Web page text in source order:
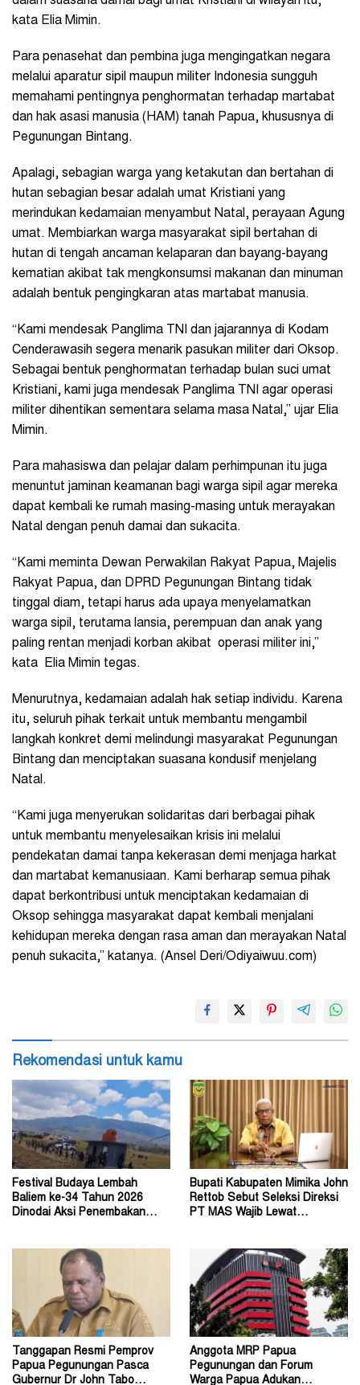
kata Elia Mimin.
Para penasehat dan pembina juga mengingatkan negara
melalui aparatur sipil maupun militer Indonesia sungguh
memahami pentingnya penghormatan terhadap martabat
dan hak asasi manusia (HAM) tanah Papua, khususnya di
Pegunungan Bintang.
Apalagi, sebagian warga yang ketakutan dan bertahan di
hutan sebagian besar adalah umat Kristiani yang
merindukan kedamaian menyambut Natal, perayaan Agung
umat. Membiarkan warga masyarakat sipil bertahan di
hutan di tengah ancaman kelaparan dan bayang-bayang
kematian akibat tak mengkonsumsi makanan dan minuman
adalah bentuk pengingkaran atas martabat manusia.
“Kami mendesak Panglima TNI dan jajarannya di Kodam
Cenderawasih segera menarik pasukan militer dari Oksop.
Sebagai bentuk penghormatan terhadap bulan suci umat
Kristiani, kami juga mendesak Panglima TNI agar operasi
militer dihentikan sementara selama masa Natal,” ujar Elia
Mimin.
Para mahasiswa dan pelajar dalam perhimpunan itu juga
menuntut jaminan keamanan bagi warga sipil agar mereka
dapat kembali ke rumah masing-masing untuk merayakan
Natal dengan penuh damai dan sukacita.
“Kami meminta Dewan Perwakilan Rakyat Papua, Majelis
Rakyat Papua, dan DPRD Pegunungan Bintang tidak
tinggal diam, tetapi harus ada upaya menyelamatkan
warga sipil, terutama lansia, perempuan dan anak yang
paling rentan menjadi korban akibat operasi militer ini,”
kata Elia Mimin tegas.
Menurutnya, kedamaian adalah hak setiap individu. Karena
itu, seluruh pihak terkait untuk membantu mengambil
langkah konkret demi melindungi masyarakat Pegunungan
Bintang dan menciptakan suasana kondusif menjelang
Natal.
“Kami juga menyerukan solidaritas dari berbagai pihak
untuk membantu menyelesaikan krisis ini melalui
pendekatan damai tanpa kekerasan demi menjaga harkat
dan martabat kemanusiaan. Kami berharap semua pihak
dapat berkontribusi untuk menciptakan kedamaian di
Oksop sehingga masyarakat dapat kembali menjalani
kehidupan mereka dengan rasa aman dan merayakan Natal
penuh sukacita,” katanya. (Ansel Deri/Odiyaiwuu.com)
Rekomendasi untuk kamu
Festival Budaya Lembah
Baliem ke-34 Tahun 2026
Dinodai Aksi Penembakan
Bupati Kabupaten Mimika John
Rettob Sebut Seleksi Direksi
PT MAS Wajib Lewat
Tanggapan Resmi Pemprov
Papua Pegunungan Pasca
Gubernur Dr John Tabo
Anggota MRP Papua
Pegunungan dan Forum
Warga Papua Adukan